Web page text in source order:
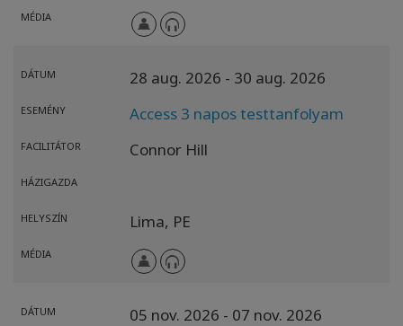
MÉDIA
DÁTUM 28 aug. 2026 - 30 aug. 2026
ESEMÉNY Access 3 napos testtanfolyam
FACILITÁTOR Connor Hill
HÁZIGAZDA
HELYSZÍN Lima, PE
MÉDIA
DÁTUM 05 nov. 2026 - 07 nov. 2026